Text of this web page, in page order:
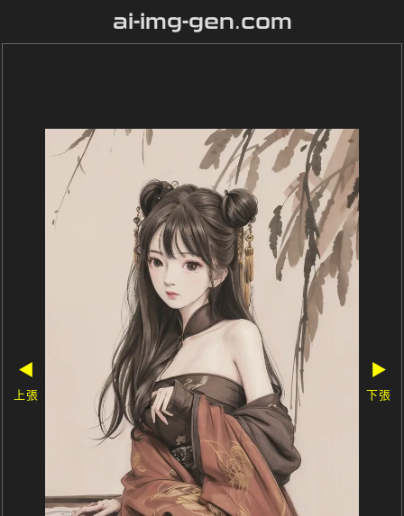
ai-img-gen.com
◀
上張
▶
下張